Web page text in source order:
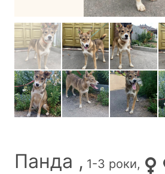
Панда , 1-3 роки,